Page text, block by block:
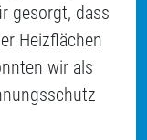
gesorgt, dass
Heizflächen
wir als